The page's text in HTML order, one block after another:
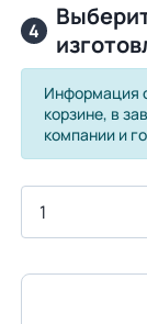
4
Информация
корзине, в
компании и